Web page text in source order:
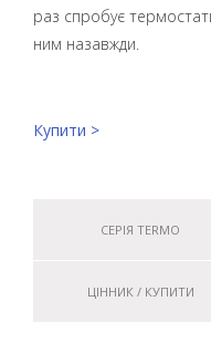
раз спробує
ним назавжди.
Купити >
СЕРІЯ TERMO
ЦІННИК / КУПИТИ